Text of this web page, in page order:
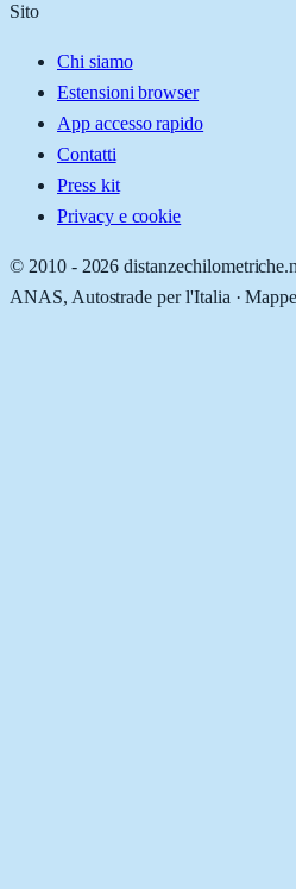
Sito
Chi siamo
Estensioni browser
App accesso rapido
Contatti
Press kit
Privacy e cookie
© 2010 - 2026
ANAS, Autostrade per l'Italia ·